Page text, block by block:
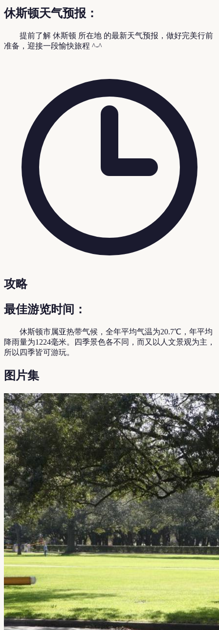
休斯顿天气预报：
提前了解 休斯顿 所在地 的最新天气预报，做好完美行前
准备，迎接一段愉快旅程 ^-^
攻略
最佳游览时间：
休斯顿市属亚热带气候，全年平均气温为20.7℃，年平均
降雨量为1224毫米。四季景色各不同，而又以人文景观为主，
所以四季皆可游玩。
图片集